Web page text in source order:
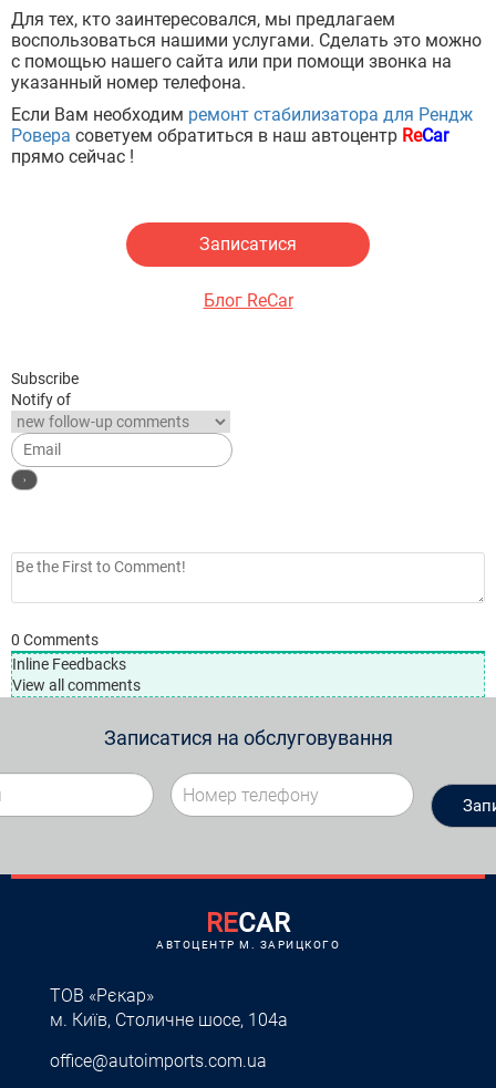
Для тех, кто заинтересовался, мы предлагаем
воспользоваться нашими услугами. Сделать это можно
с помощью нашего сайта или при помощи звонка на
указанный номер телефона.
Если Вам необходим ремонт стабилизатора для Рендж
Ровера советуем обратиться в наш автоцентр ReCar
прямо сейчас !
Записатися
Блог ReCar
Subscribe
Notify of
0 Comments
Inline Feedbacks
View all comments
Записатися на обслуговування
RECAR
АВТОЦЕНТР M. ЗАРИЦКОГО
ТОВ «Рєкар»
м. Київ, Столичне шосе, 104а
office@autoimports.com.ua